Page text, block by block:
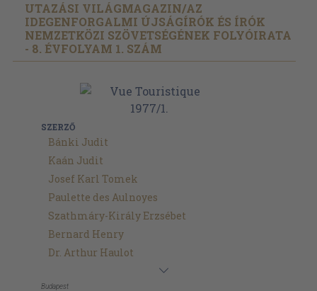
UTAZÁSI VILÁGMAGAZIN/AZ
IDEGENFORGALMI ÚJSÁGÍRÓK ÉS ÍRÓK
NEMZETKÖZI SZÖVETSÉGÉNEK FOLYÓIRATA
- 8. ÉVFOLYAM 1. SZÁM
SZERZŐ
Bánki Judit
Kaán Judit
Josef Karl Tomek
Paulette des Aulnoyes
Szathmáry-Király Erzsébet
Bernard Henry
Dr. Arthur Haulot
Budapest